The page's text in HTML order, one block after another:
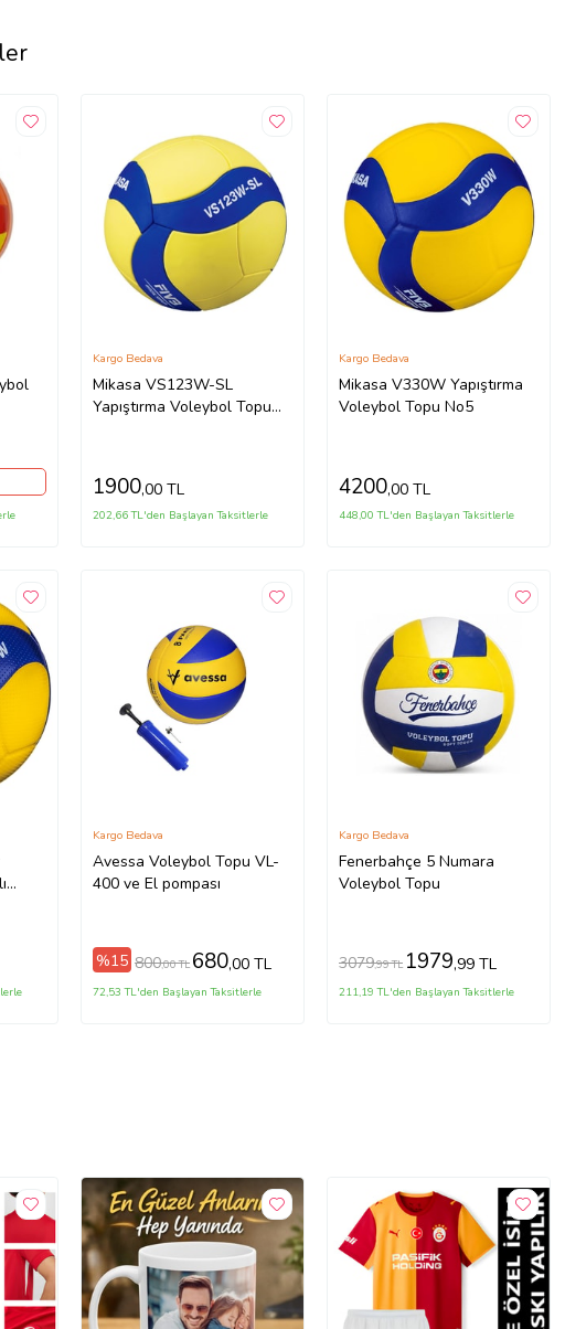
Mikasa VS123W-SL
Yapıştırma Voleybol Topu
Kargo Bedava
1900,00 TL
202,66 TL'den Başlayan Taksitlerle
Mikasa V330W Yapıştırma
Voleybol Topu No5
Kargo Bedava
4200,00 TL
448,00 TL'den Başlayan Taksitlerle
Avessa Voleybol Topu VL-
400 ve El pompası
Kargo Bedava
%15 800,00 TL 680,00 TL
72,53 TL'den Başlayan Taksitlerle
Fenerbahçe 5 Numara
Voleybol Topu
Kargo Bedava
3079,99 TL 1979,99 TL
211,19 TL'den Başlayan Taksitlerle